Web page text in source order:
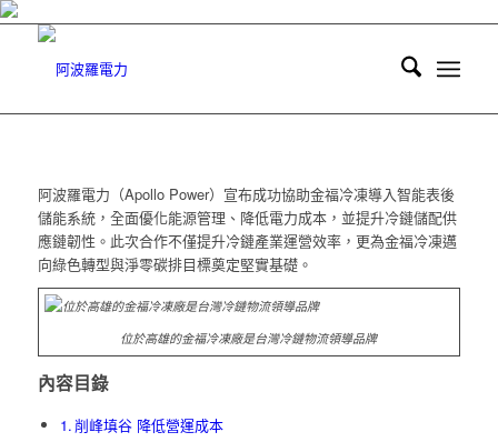
阿波羅電力（Apollo Power）宣布成功協助金福冷凍導入智能表後
儲能系統，全面優化能源管理、降低電力成本，並提升冷鏈儲配供
應鏈韌性。此次合作不僅提升冷鏈產業運營效率，更為金福冷凍邁
向綠色轉型與淨零碳排目標奠定堅實基礎。
位於高雄的金福冷凍廠是台灣冷鏈物流領導品牌
內容目錄
削峰填谷 降低營運成本